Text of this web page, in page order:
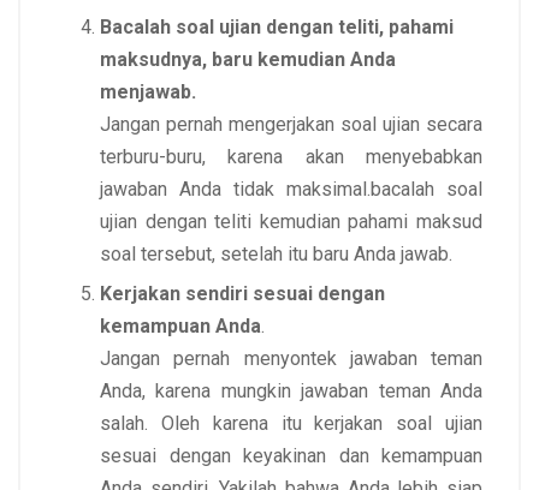
Bacalah soal ujian dengan teliti, pahami
maksudnya, baru kemudian Anda
menjawab.
Jangan pernah mengerjakan soal ujian secara
terburu-buru, karena akan menyebabkan
jawaban Anda tidak maksimal.bacalah soal
ujian dengan teliti kemudian pahami maksud
soal tersebut, setelah itu baru Anda jawab.
Kerjakan sendiri sesuai dengan
kemampuan Anda.
Jangan pernah menyontek jawaban teman
Anda, karena mungkin jawaban teman Anda
salah. Oleh karena itu kerjakan soal ujian
sesuai dengan keyakinan dan kemampuan